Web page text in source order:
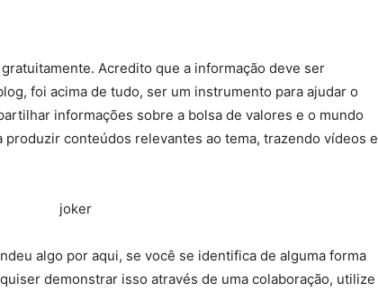
Acredito que a informação deve ser
foi acima de tudo, ser um instrumento para ajudar o
informações sobre a bolsa de valores e o mundo
conteúdos relevantes ao tema, trazendo vídeos e
algo por aqui, se você se identifica de alguma forma
demonstrar isso através de uma colaboração, utilize